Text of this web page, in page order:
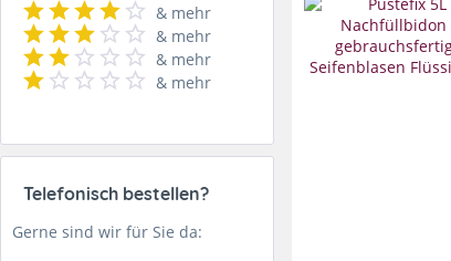
& mehr
& mehr
& mehr
& mehr
Telefonisch bestellen?
Gerne sind wir für Sie da: